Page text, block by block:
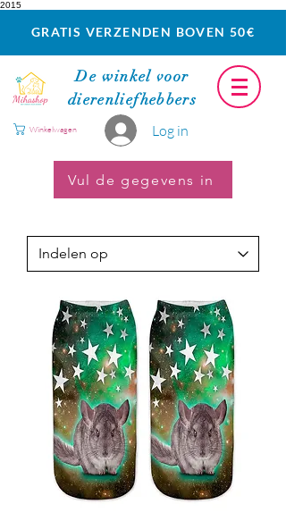
2015
GRATIS VERZENDEN BOVEN 50€
De winkel voor
dierenliefhebbers
Log in
Winkelwagen
Vul de gegevens in